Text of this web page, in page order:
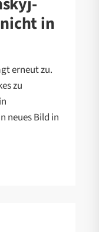
in
erneut zu.
zu
neues Bild in